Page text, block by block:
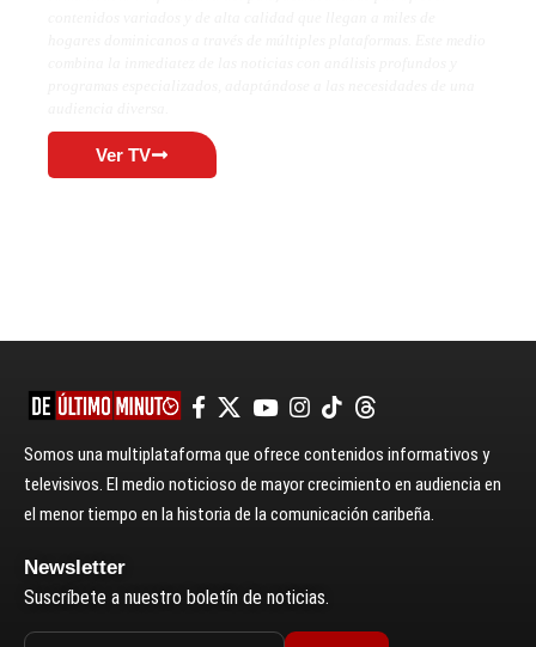
Ver TV
Somos una multiplataforma que ofrece contenidos informativos y
televisivos. El medio noticioso de mayor crecimiento en audiencia en
el menor tiempo en la historia de la comunicación caribeña.
Newsletter
Suscríbete a nuestro boletín de noticias.